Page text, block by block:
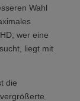
Wahl
wer eine
liegt mit
die